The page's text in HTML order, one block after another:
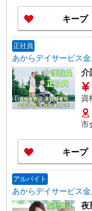
キープ
正社員
あからデイサービス金
介
資
能
市
キープ
アルバイト
あからデイサービス金
夜